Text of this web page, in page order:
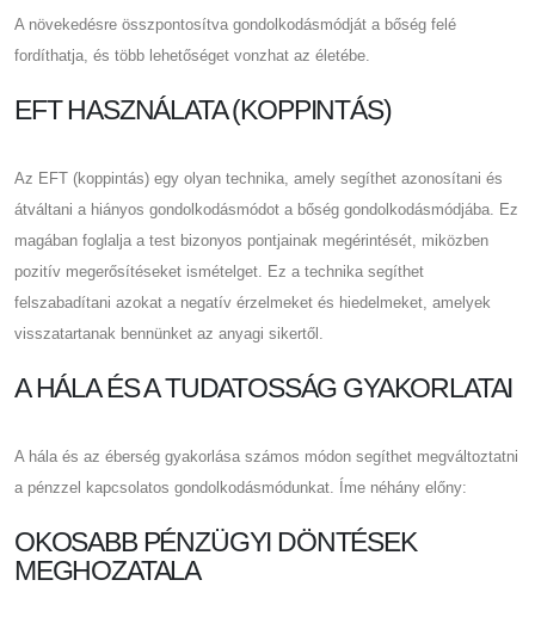
A növekedésre összpontosítva gondolkodásmódját a bőség felé
fordíthatja, és több lehetőséget vonzhat az életébe.
EFT HASZNÁLATA (KOPPINTÁS)
Az EFT (koppintás) egy olyan technika, amely segíthet azonosítani és
átváltani a hiányos gondolkodásmódot a bőség gondolkodásmódjába. Ez
magában foglalja a test bizonyos pontjainak megérintését, miközben
pozitív megerősítéseket ismételget. Ez a technika segíthet
felszabadítani azokat a negatív érzelmeket és hiedelmeket, amelyek
visszatartanak bennünket az anyagi sikertől.
A HÁLA ÉS A TUDATOSSÁG GYAKORLATAI
A hála és az éberség gyakorlása számos módon segíthet megváltoztatni
a pénzzel kapcsolatos gondolkodásmódunkat. Íme néhány előny:
OKOSABB PÉNZÜGYI DÖNTÉSEK
MEGHOZATALA